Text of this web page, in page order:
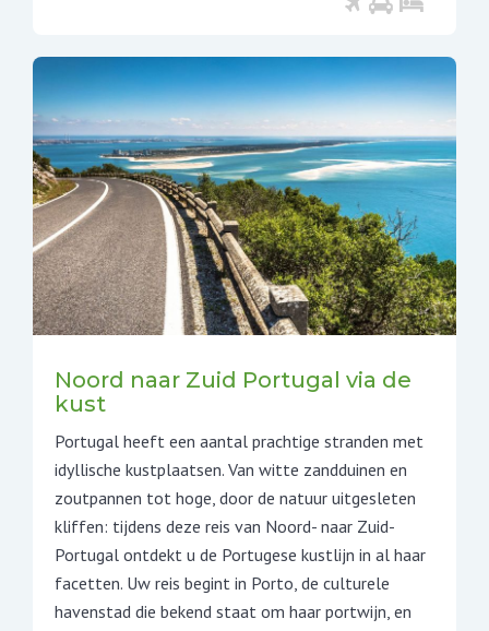
Noord naar Zuid Portugal via de
kust
Portugal heeft een aantal prachtige stranden met
idyllische kustplaatsen. Van witte zandduinen en
zoutpannen tot hoge, door de natuur uitgesleten
kliffen: tijdens deze reis van Noord- naar Zuid-
Portugal ontdekt u de Portugese kustlijn in al haar
facetten. Uw reis begint in Porto, de culturele
havenstad die bekend staat om haar portwijn, en